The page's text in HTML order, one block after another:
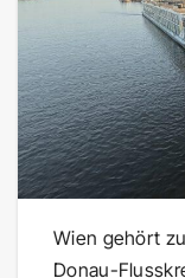
Wien gehört
Donau-